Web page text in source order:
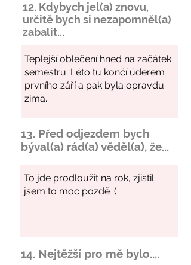
12. Kdybych jel(a) znovu,
určitě bych si nezapomněl(a)
zabalit...
13. Před odjezdem bych
býval(a) rád(a) věděl(a), že...
14. Nejtěžší pro mě bylo....